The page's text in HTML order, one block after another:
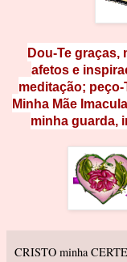
Dou-Te
afetos e
meditação;
Minha Mãe
minha guarda,
CRISTO minha